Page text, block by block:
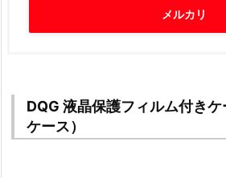
メルカリ
DQG 液晶保護フィルム付き
ケース）